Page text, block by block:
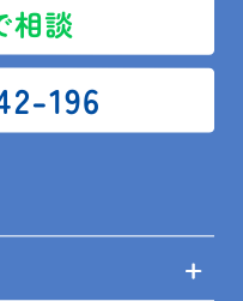
相談
196